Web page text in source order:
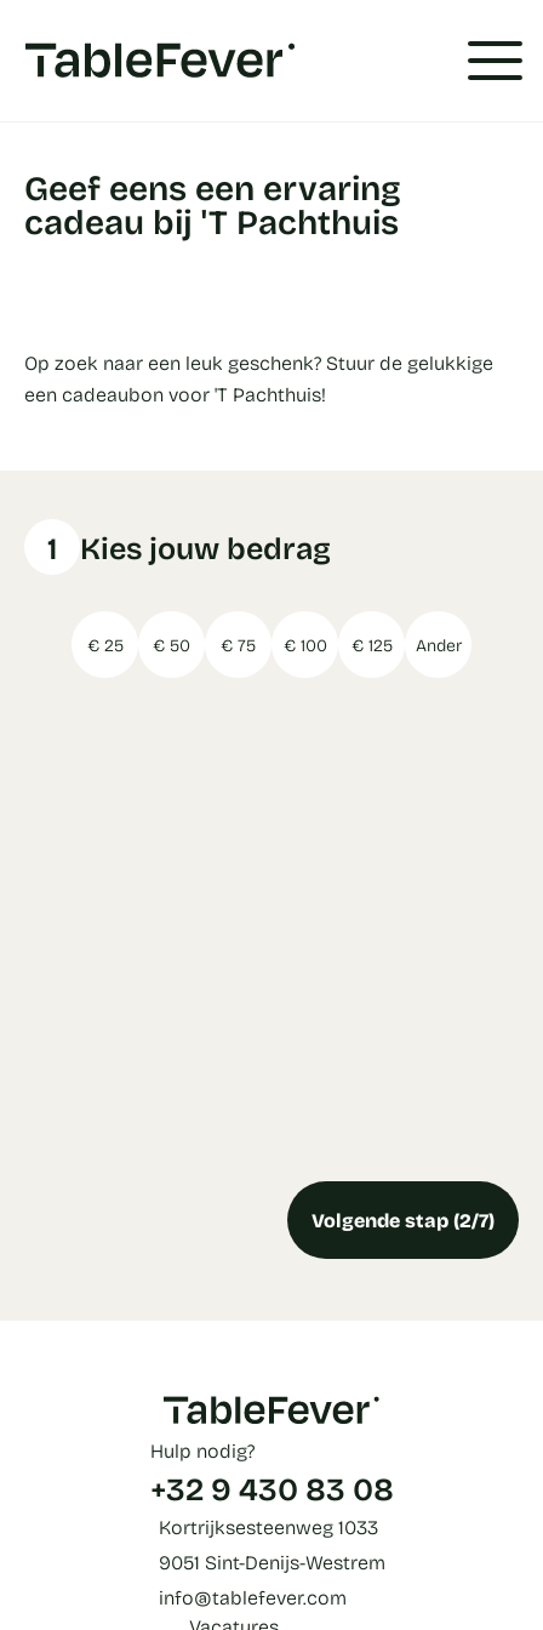
Geef eens een ervaring
cadeau bij 'T Pachthuis
Op zoek naar een leuk geschenk? Stuur de gelukkige
een cadeaubon voor 'T Pachthuis!
1 Kies jouw bedrag
€ 25 € 50 € 75 € 100 € 125 Ander
Volgende stap (2/7)
Hulp nodig?
+32 9 430 83 08
Kortrijksesteenweg 1033
9051 Sint-Denijs-Westrem
info@tablefever.com